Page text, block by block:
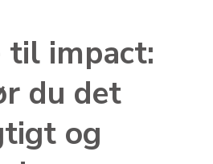
til impact:
du det
og